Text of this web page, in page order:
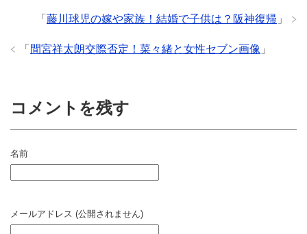
「 藤川球児の嫁や家族！結婚で子供は？阪神復帰 」
「 間宮祥太朗交際否定！菜々緒と女性セブン画像 」
コメントを残す
名前
メールアドレス (公開されません)